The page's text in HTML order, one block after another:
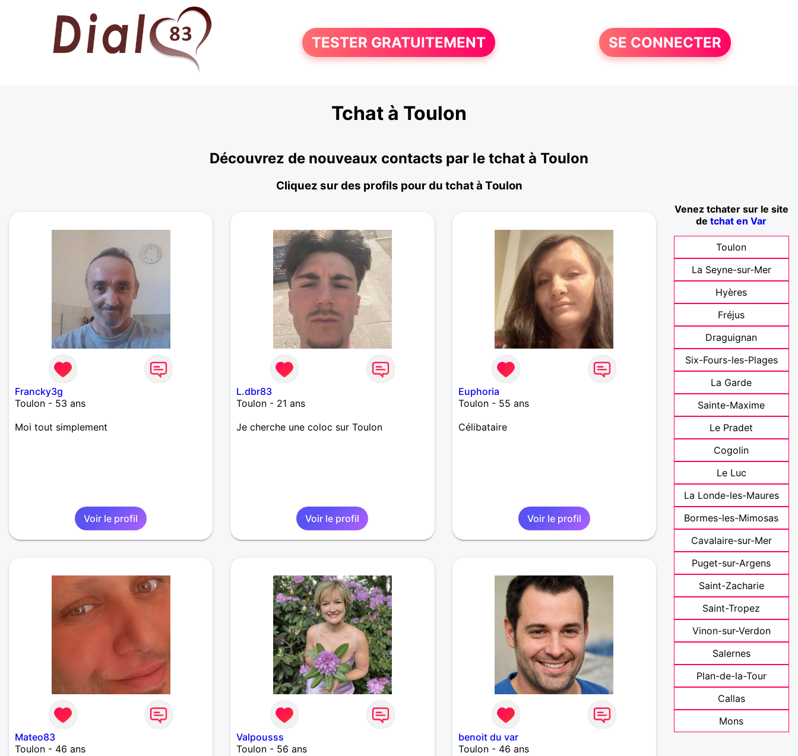
TESTER GRATUITEMENT SE CONNECTER
Tchat à Toulon
Découvrez de nouveaux contacts par le tchat à Toulon
Cliquez sur des profils pour du tchat à Toulon
Francky3g
Toulon - 53 ans
Moi tout simplement
Voir le profil
L.dbr83
Toulon - 21 ans
Je cherche une coloc sur Toulon
Voir le profil
Euphoria
Toulon - 55 ans
Célibataire
Voir le profil
Mateo83
Toulon - 46 ans
Valpousss
Toulon - 56 ans
benoit du var
Toulon - 46 ans
Venez tchater sur le site
detchat en Var
Toulon
La Seyne-sur-Mer
Hyères
Fréjus
Draguignan
Six-Fours-les-Plages
La Garde
Sainte-Maxime
Le Pradet
Cogolin
Le Luc
La Londe-les-Maures
Bormes-les-Mimosas
Cavalaire-sur-Mer
Puget-sur-Argens
Saint-Zacharie
Saint-Tropez
Vinon-sur-Verdon
Salernes
Plan-de-la-Tour
Callas
Mons